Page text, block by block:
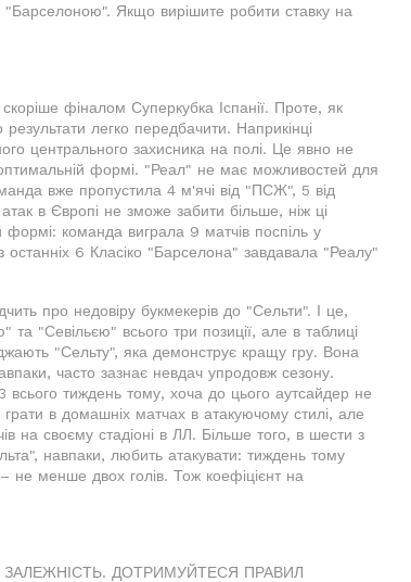
Якщо вирішите робити ставку на
фіналом Суперкубка Іспанії. Проте, як
легко передбачити. Наприкінці
центрального захисника на полі. Це явно не
формі. "Реал" не має можливостей для
вже пропустила 4 м'ячі від "ПСЖ", 5 від
в Європі не зможе забити більше, ніж ці
формі: команда виграла 9 матчів поспіль у
останніх 6 Класіко "Барселона" завдавала "Реалу"
про недовіру букмекерів до "Сельти". І це,
та "Севільєю" всього три позиції, але в таблиці
"Сельту", яка демонструє кращу гру. Вона
часто зазнає невдач упродовж сезону.
тиждень тому, хоча до цього аутсайдер не
в домашніх матчах в атакуючому стилі, але
на своєму стадіоні в ЛЛ. Більше того, в шести з
навпаки, любить атакувати: тиждень тому
не менше двох голів. Тож коефіцієнт на
ДОТРИМУЙТЕСЯ ПРАВИЛ